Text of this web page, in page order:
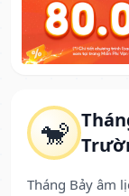
🐒
Tháng Bảy âm